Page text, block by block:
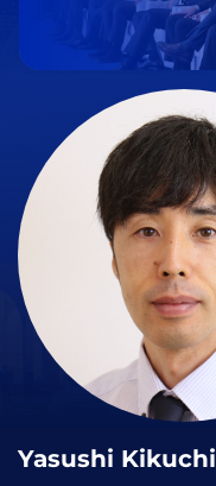
Yasushi Kikuchi